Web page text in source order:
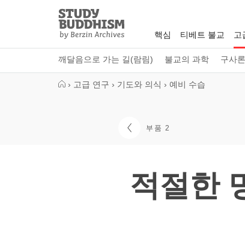
Study
Buddhism
Home
핵심 티베트 불교 고
깨달음으로 가는 길(람림) 불교의 과학 구사
› 고급 연구 › 기도와 의식 › 예비 수습
부품 2
적절한